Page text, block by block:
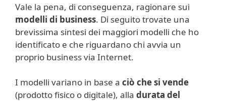
Vale la pena, di conseguenza, ragionare sui
modelli di business. Di seguito trovate una
brevissima sintesi dei maggiori modelli che ho
identificato e che riguardano chi avvia un
proprio business via Internet.
I modelli variano in base a ciò che si vende
(prodotto fisico o digitale), alla durata del